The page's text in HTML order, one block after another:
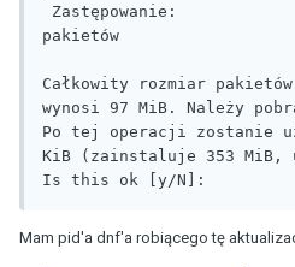
pakietów
Całkowity rozmiar
wynosi 97 MiB. Należy
Po tej operacji zostanie
KiB (zainstaluje 353 MiB,
Is this ok [y/N]:
Mam pid'a dnf'a robiącego tę